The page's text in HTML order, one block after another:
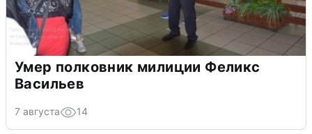
Умер полковник милиции Феликс
Васильев
7 августа 14